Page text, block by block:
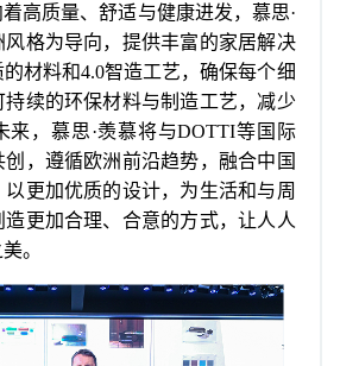
高质量、舒适与健康进发，慕思·
格为导向，提供丰富的家居解决
材料和4.0智造工艺，确保每个细
续的环保材料与制造工艺，减少
来，慕思·羡慕将与DOTTI等国际
，遵循欧洲前沿趋势，融合中国
更加优质的设计，为生活和与周
造更加合理、合意的方式，让人人
。